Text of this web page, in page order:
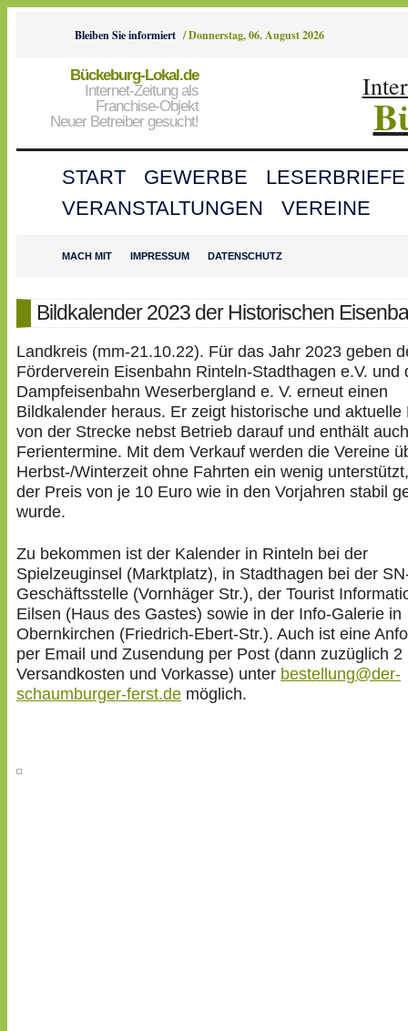
Bleiben Sie informiert /Donnerstag, 06. August 2026
Bückeburg-Lokal.de
Internet-Zeitung als
Franchise-Objekt
Neuer Betreiber gesucht!
START GEWERBE
LESERBRIEFE
VERANSTALTUNGEN
VEREINE
MACH MIT IMPRESSUM DATENSCHUTZ
Bildkalender 2023 der Historischen
Landkreis (mm-21.10.22). Für das Jahr 2023 geben
Förderverein Eisenbahn Rinteln-Stadthagen e.V. und
Dampfeisenbahn Weserbergland e. V. erneut einen
Bildkalender heraus. Er zeigt historische und aktuelle
von der Strecke nebst Betrieb darauf und enthält
Ferientermine. Mit dem Verkauf werden die Vereine
Herbst-/Winterzeit ohne Fahrten ein wenig
der Preis von je 10 Euro wie in den Vorjahren stabil
wurde.
Zu bekommen ist der Kalender in Rinteln bei der
Spielzeuginsel (Marktplatz), in Stadthagen bei der
Geschäftsstelle (Vornhäger Str.), der Tourist
Eilsen (Haus des Gastes) sowie in der Info-Galerie in
Obernkirchen (Friedrich-Ebert-Str.). Auch ist eine
per Email und Zusendung per Post (dann zuzüglich 2
Versandkosten und Vorkasse) unter bestellung@der-
schaumburger-ferst.de möglich.